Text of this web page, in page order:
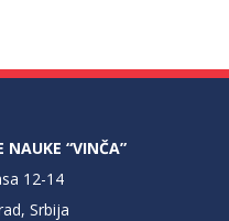
“VINČA”
12-14
Srbija